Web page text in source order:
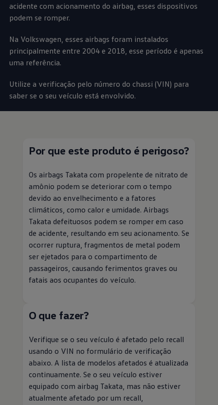
acidente com acionamento do airbag, esses dispositivos
podem se romper.
Na Volkswagen, esses airbags foram instalados
principalmente entre 2004 e 2018, esse período é apenas
uma referência.
Utilize a verificação pelo número do chassi (VIN) para
saber se o seu veículo está envolvido.
Por que este produto é perigoso?
Os airbags Takata com propelente de nitrato de
amônio podem se deteriorar com o tempo
devido ao envelhecimento e a fatores
climáticos, como calor e umidade. Airbags
Takata defeituosos podem se romper em caso
de acidente, resultando em seu acionamento. Se
ocorrer ruptura, fragmentos de metal podem
ser ejetados para o compartimento de
passageiros, causando ferimentos graves ou
fatais aos ocupantes do veículo.
O que fazer?
Verifique se o seu veículo é afetado pelo recall
usando o VIN no formulário de verificação
abaixo. A lista de modelos afetados é atualizada
continuamente. Se o seu veículo estiver
equipado com airbag Takata, mas não estiver
atualmente afetado por um recall,